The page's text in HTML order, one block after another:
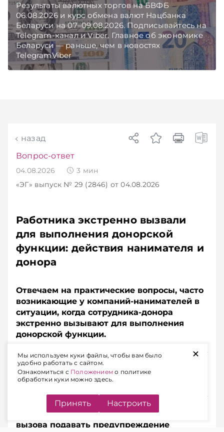
Результаты валютных торгов на БВФБ
06.08.2026 и курс обмена валют Нацбанка
Беларуси на 07–09.08.2026. Подписывайтесь на
Telegram‑канал и Viber. Главное об экономике
Беларуси — раньше, чем в новостях
TelegramViber
назад
Вопрос-ответ
04.08.2026 3 мин
«ЭГ» выпуск № 29 (2846) от 04.08.2026
Работника экстренно вызвали
для выполнения донорской
функции: действия нанимателя и
донора
Отвечаем на практические вопросы, часто
возникающие у компаний-­нанимателей в
ситуации, когда сотрудника-­донора
экстренно вызывают для выполнения
донорской функции.
Подписывайтесь на Telegram‑канал и Viber.
Главное об экономике Беларуси — раньше, чем в
новостях
Telegram Viber
1. Обязан ли работник в день экстренного
вызова подавать предупреждение
+
Мы используем куки файлы, чтобы вам было
удобно работать с сайтом.
Ознакомиться с Положением о политике
обработки куки можно здесь.
Принять Настроить